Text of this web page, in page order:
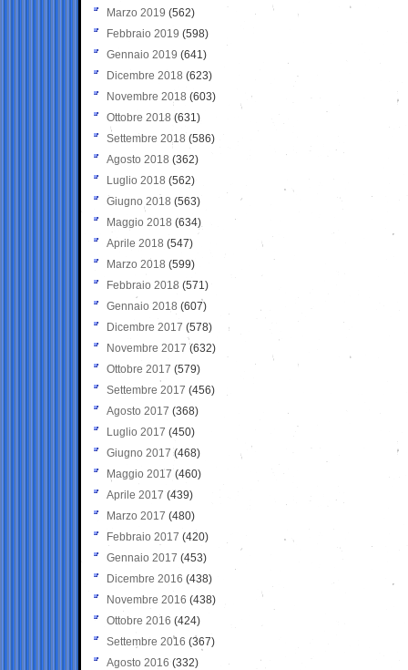
Marzo 2019 (562)
Febbraio 2019 (598)
Gennaio 2019 (641)
Dicembre 2018 (623)
Novembre 2018 (603)
Ottobre 2018 (631)
Settembre 2018 (586)
Agosto 2018 (362)
Luglio 2018 (562)
Giugno 2018 (563)
Maggio 2018 (634)
Aprile 2018 (547)
Marzo 2018 (599)
Febbraio 2018 (571)
Gennaio 2018 (607)
Dicembre 2017 (578)
Novembre 2017 (632)
Ottobre 2017 (579)
Settembre 2017 (456)
Agosto 2017 (368)
Luglio 2017 (450)
Giugno 2017 (468)
Maggio 2017 (460)
Aprile 2017 (439)
Marzo 2017 (480)
Febbraio 2017 (420)
Gennaio 2017 (453)
Dicembre 2016 (438)
Novembre 2016 (438)
Ottobre 2016 (424)
Settembre 2016 (367)
Agosto 2016 (332)